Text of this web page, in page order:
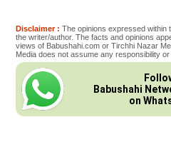
Disclaimer : The opinions expressed within
the writer/author. The facts and opinions
views of Babushahi.com or Tirchhi Nazar
Media does not assume any responsibility or
Babushahi
on